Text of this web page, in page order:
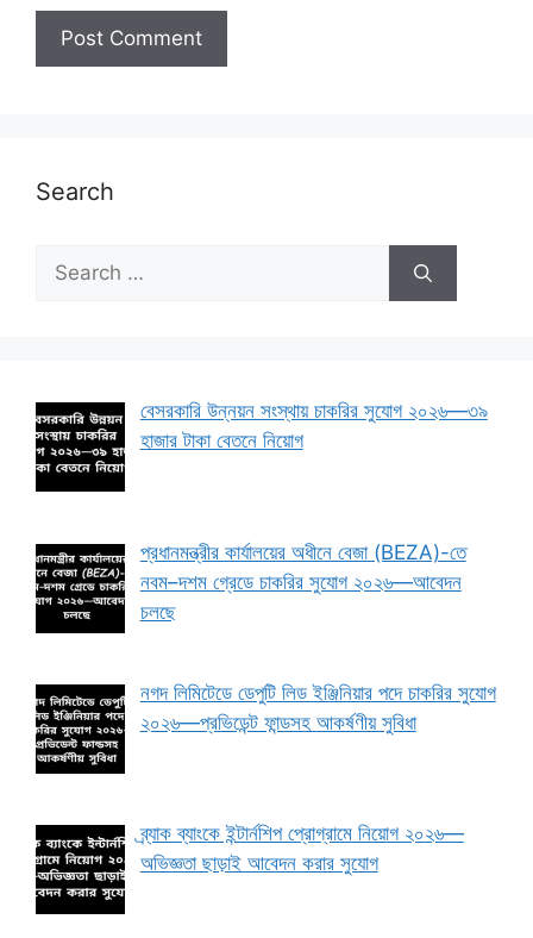
Search
Search
for:
বেসরকারি উন্নয়ন সংস্থায় চাকরির সুযোগ ২০২৬—৩৯
হাজার টাকা বেতনে নিয়োগ
প্রধানমন্ত্রীর কার্যালয়ের অধীনে বেজা (BEZA)-তে
নবম–দশম গ্রেডে চাকরির সুযোগ ২০২৬—আবেদন
চলছে
নগদ লিমিটেডে ডেপুটি লিড ইঞ্জিনিয়ার পদে চাকরির সুযোগ
২০২৬—প্রভিডেন্ট ফান্ডসহ আকর্ষণীয় সুবিধা
ব্র্যাক ব্যাংকে ইন্টার্নশিপ প্রোগ্রামে নিয়োগ ২০২৬—
অভিজ্ঞতা ছাড়াই আবেদন করার সুযোগ